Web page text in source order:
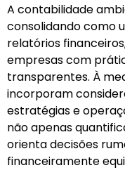
A contabilidade
consolidando como
relatórios
empresas com
transparentes. À
incorporam
estratégias e
não apenas
orienta decisões
financeiramente